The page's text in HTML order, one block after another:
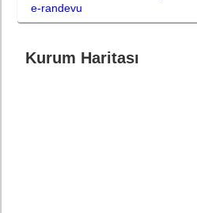
e-randevu
Kurum Haritası